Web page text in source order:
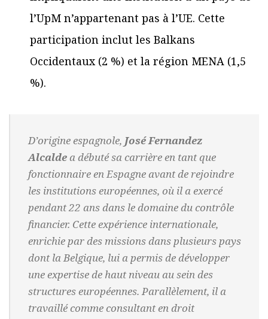
l’UpM n’appartenant pas à l’UE. Cette
participation inclut les Balkans
Occidentaux (2 %) et la région MENA (1,5
%).
D’origine espagnole, José Fernandez
Alcaldea débuté sa carrière en tant que
fonctionnaire en Espagne avant de rejoindre
les institutions européennes, où il a exercé
pendant 22 ans dans le domaine du contrôle
financier. Cette expérience internationale,
enrichie par des missions dans plusieurs pays
dont la Belgique, lui a permis de développer
une expertise de haut niveau au sein des
structures européennes. Parallèlement, il a
travaillé comme consultant en droit